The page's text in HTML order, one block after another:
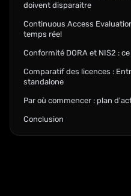
doivent disparaitre
Continuous Access
temps réel
Conformité DORA et NIS2 :
Comparatif des licences :
standalone
Par où commencer : plan
Conclusion